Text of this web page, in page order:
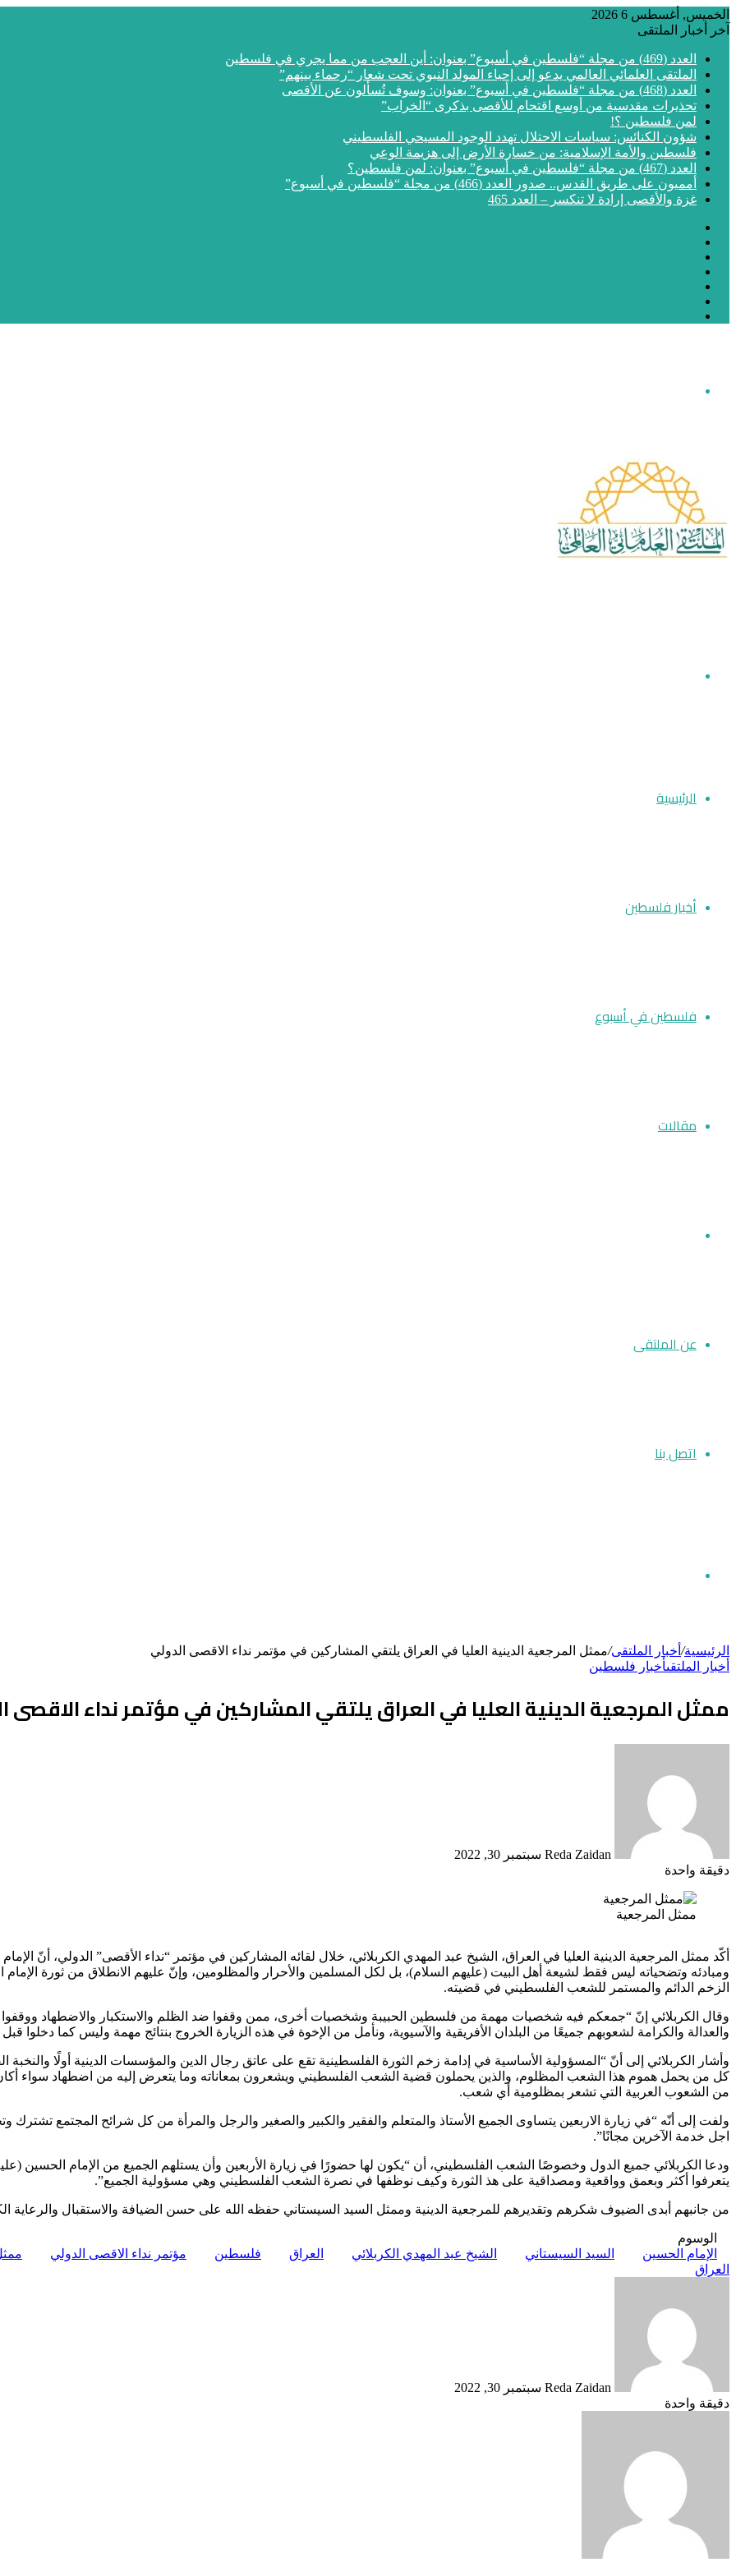
الخميس, أغسطس 6 2026
آخر أخبار الملتقى
العدد (469) من مجلة “فلسطين في أسبوع” بعنوان: أين العجب من مما يجري في فلسطين
الملتقى العلمائي العالمي يدعو إلى إحياء المولد النبوي تحت شعار “رحماء بينهم”
العدد (468) من مجلة “فلسطين في أسبوع” بعنوان: وسوف تُسألون عن الأقصى
تحذيرات مقدسية من أوسع اقتحام للأقصى بذكرى “الخراب”
لمن فلسطين ؟!
شؤون الكنائس: سياسات الاحتلال تهدد الوجود المسيحي الفلسطيني
فلسطين والأمة الإسلامية: من خسارة الأرض إلى هزيمة الوعي
العدد (467) من مجلة “فلسطين في أسبوع” بعنوان: لمن فلسطين؟
أمميون على طريق القدس.. صدور العدد (466) من مجلة “فلسطين في أسبوع”
غزة والأقصى إرادة لا تنكسر – العدد 465
الرئيسية
أخبار فلسطين
فلسطين في أسبوع
مقالات
عن الملتقى
اتصل بنا
الرئيسية/ أخبار الملتقى/ممثل المرجعية الدينية العليا في العراق يلتقي المشاركين في مؤتمر نداء الاقصى الدولي
أخبار الملتقىأخبار فلسطين
ممثل المرجعية الدينية العليا في العراق يلتقي المشاركين في مؤتمر نداء الاقصى
Reda Zaidan سبتمبر 30, 2022
دقيقة واحدة
ممثل المرجعية
أكّد ممثل المرجعية الدينية العليا في العراق، الشيخ عبد المهدي الكربلائي، خلال لقائه المشاركين في مؤتمر “نداء الأقصى” الدولي، أنّ
ومبادئه وتضحياته ليس فقط لشيعة أهل البيت (عليهم السلام)، بل لكل المسلمين والأحرار والمظلومين، وإنّ عليهم الانطلاق من ثورة
الزخم الدائم والمستمر للشعب الفلسطيني في قضيته.
وقال الكربلائي إنّ “جمعكم فيه شخصيات مهمة من فلسطين الحبيبة وشخصيات أخرى، ممن وقفوا ضد الظلم والاستكبار والاضطهاد ووقفوا
والعدالة والكرامة لشعوبهم جميعًا من البلدان الأفريقية والآسيوية، ونأمل من الإخوة في هذه الزيارة الخروج بنتائج مهمة وليس كما دخلوا قبل
وأشار الكربلائي إلى أنّ “المسؤولية الأساسية في إدامة زخم الثورة الفلسطينية تقع على عاتق رجال الدين والمؤسسات الدينية أولًا والنخبة
كل من يحمل هموم هذا الشعب المظلوم، والذين يحملون قضية الشعب الفلسطيني ويشعرون بمعاناته وما يتعرض إليه من اضطهاد سواء
من الشعوب العربية التي تشعر بمظلومية أي شعب.
ولفت إلى أنّه “في زيارة الاربعين يتساوى الجميع الأستاذ والمتعلم والفقير والكبير والصغير والرجل والمرأة من كل شرائح المجتمع تشترك
اجل خدمة الآخرين مجانًا”.
ودعا الكربلائي جميع الدول وخصوصًا الشعب الفلسطيني، أن “يكون لها حضورًا في زيارة الأربعين وأن يستلهم الجميع من الإمام الحسين
يتعرفوا أكثر وبعمق وواقعية ومصداقية على هذ الثورة وكيف نوظفها في نصرة الشعب الفلسطيني وهي مسؤولية الجميع”.
من جانبهم أبدى الضيوف شكرهم وتقديرهم للمرجعية الدينية وممثل السيد السيستاني حفظه الله على حسن الضيافة والاستقبال والرعاية
الوسوم
الإمام الحسين
السيد السيستاني الشيخ عبد المهدي الكربلائي العراق فلسطين مؤتمر نداء الاقصى الدولي
العراق
Reda Zaidan سبتمبر 30, 2022
دقيقة واحدة